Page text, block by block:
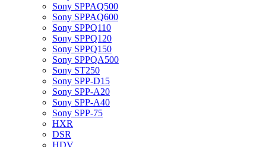
Sony SPPAQ500
Sony SPPAQ600
Sony SPPQ110
Sony SPPQ120
Sony SPPQ150
Sony SPPQA500
Sony ST250
Sony SPP-D15
Sony SPP-A20
Sony SPP-A40
Sony SPP-75
HXR
DSR
HDV